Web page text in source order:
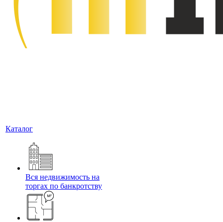
Каталог
Вся недвижимость на
торгах по банкротству